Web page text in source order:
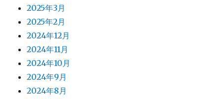
2025年3月
2025年2月
2024年12月
2024年11月
2024年10月
2024年9月
2024年8月